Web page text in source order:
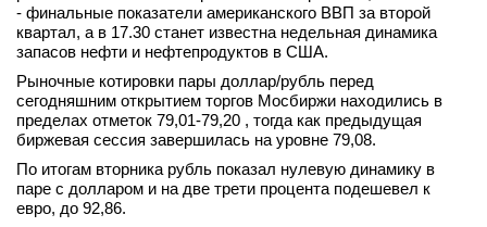
- финальные показатели американского ВВП за второй
квартал, а в 17.30 станет известна недельная динамика
запасов нефти и нефтепродуктов в США.
Рыночные котировки пары доллар/рубль перед
сегодняшним открытием торгов Мосбиржи находились в
пределах отметок 79,01-79,20 , тогда как предыдущая
биржевая сессия завершилась на уровне 79,08.
По итогам вторника рубль показал нулевую динамику в
паре с долларом и на две трети процента подешевел к
евро, до 92,86.